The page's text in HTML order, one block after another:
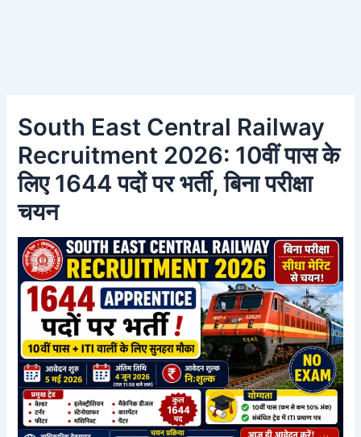
South East Central Railway
Recruitment 2026: 10वीं पास के
लिए 1644 पदों पर भर्ती, बिना परीक्षा
चयन